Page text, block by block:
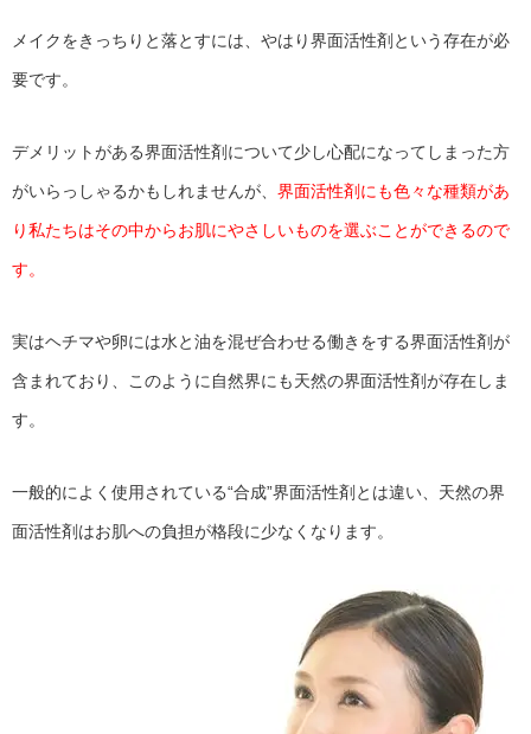
メイクをきっちりと落とすには、やはり界面活性剤という存在が必
要です。
デメリットがある界面活性剤について少し心配になってしまった方
がいらっしゃるかもしれませんが、 界面活性剤にも色々な種類があ
り私たちはその中からお肌にやさしいものを選ぶことができるので
す。
実はヘチマや卵には水と油を混ぜ合わせる働きをする界面活性剤が
含まれており、このように自然界にも天然の界面活性剤が存在しま
す。
一般的によく使用されている“合成”界面活性剤とは違い、天然の界
面活性剤はお肌への負担が格段に少なくなります。